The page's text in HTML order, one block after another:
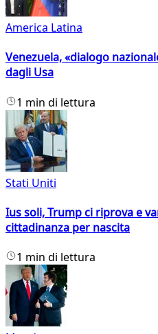
America Latina
Venezuela, «dialogo
dagli Usa
1 min di lettura
Stati Uniti
Ius soli, Trump ci riprova e
cittadinanza per nascita
1 min di lettura